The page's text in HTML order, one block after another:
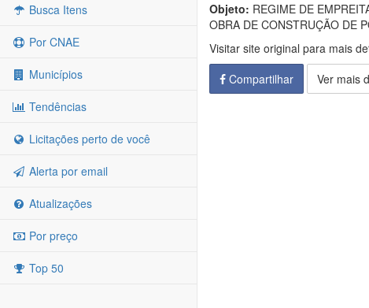
Busca Itens
Por CNAE
Municípios
Tendências
Licitações perto de você
Alerta por email
Atualizações
Por preço
Top 50
Objeto: REGIME DE
OBRA DE CONSTRUÇÃO DE
Visitar site original para mais
Compartilhar
Ver mais